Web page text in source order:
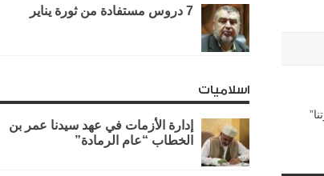
7 دروس مستفادة من ثورة يناير
اسلاميات
إدارة الأزمات في عهد سيدنا عمر بن
الخطاب “عام الرمادة”